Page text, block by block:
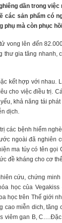
dần trong
sản phẩm có
phụ mà còn phục
vong lên đến
gia tăng
kết hợp với nhau.
cho việc điều trị.
khả năng tái
dịch.
các bệnh hiểm
ngoài đã nghiên
ma túy có tên
đề kháng cho cơ
cứu, chứng
học của
học trên Thế giới
cao miễn dich,
gan B,